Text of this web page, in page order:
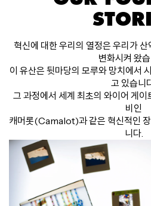
혁신에 대한 우리의 열정은 우리가
변화시켜 왔
이 유산은 뒷마당의 모루와 망치에서
고 있습니
그 과정에서 세계 최초의 와이어 게
비인
캐머롯(Camalot)과 같은 혁신적인
니다.